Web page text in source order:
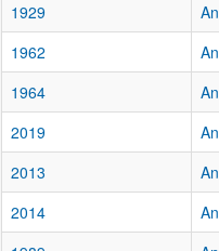
1929
1962
1964
2019
2013
2014